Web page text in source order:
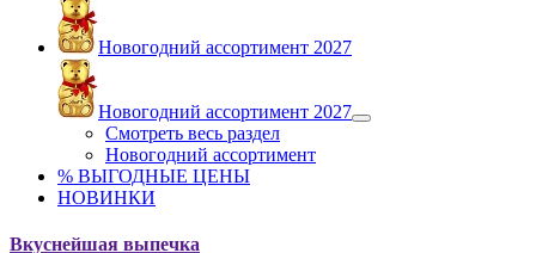
Новогодний ассортимент 2027
Новогодний ассортимент 2027
Смотреть весь раздел
Новогодний ассортимент
% ВЫГОДНЫЕ ЦЕНЫ
НОВИНКИ
Вкуснейшая выпечка